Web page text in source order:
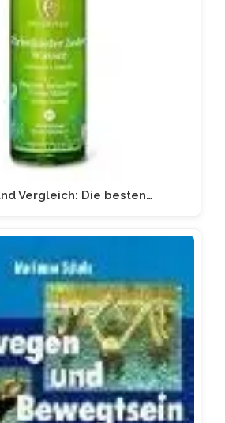
Vergleich: Die besten…